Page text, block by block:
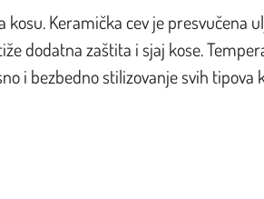
kosu. Keramička cev je presvučena
dodatna zaštita i sjaj kose.
i bezbedno stilizovanje svih tipova